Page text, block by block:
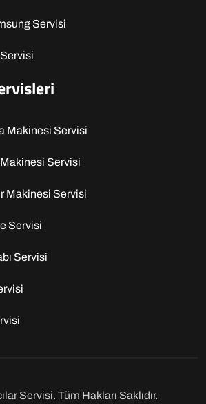
Servisi
Makinesi Servisi
Makinesi Servisi
Makinesi Servisi
Servisi
Servisi
Servisi. Tüm Hakları Saklıdır.